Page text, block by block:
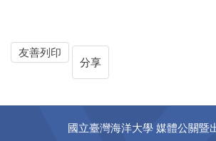
友善列印
分享
國立臺灣海洋大學 媒體公關暨